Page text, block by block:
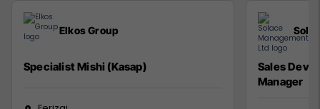
Elkos Group
Specialist Mishi (Kasap)
Sales
Manager